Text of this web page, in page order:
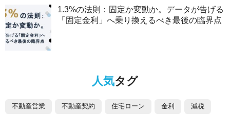
1.3%の法則：固定か変動か。データが告げる
「固定金利」へ乗り換えるべき最後の臨界点
人気タグ
不動産営業 不動産契約 住宅ローン 金利 減税